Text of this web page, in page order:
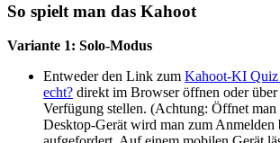
So spielt man das Kahoot
Variante 1: Solo-Modus
Entweder den Link zum Kahoot-KI
echt? direkt im Browser öffnen oder
Verfügung stellen. (Achtung: Öffnet
Desktop-Gerät wird man zum Anmelden